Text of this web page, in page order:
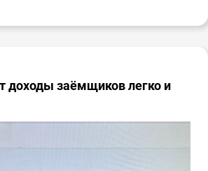
доходы заёмщиков легко и